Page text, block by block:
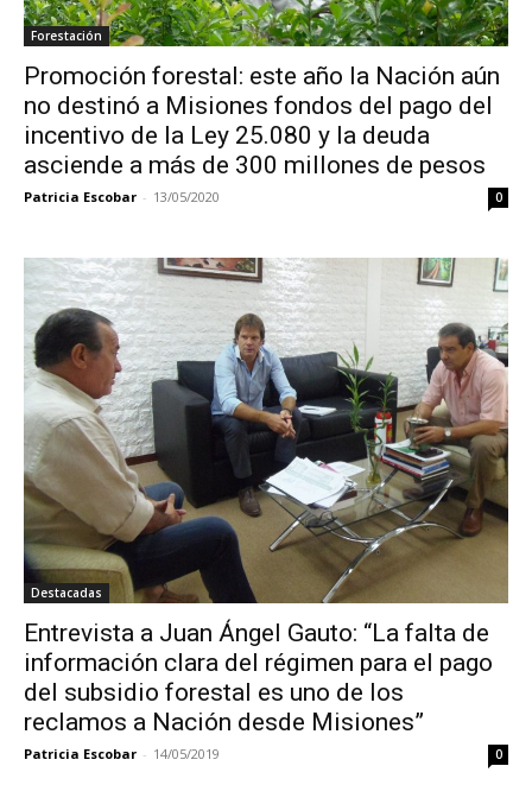
Forestación
Promoción forestal: este año la Nación aún
no destinó a Misiones fondos del pago del
incentivo de la Ley 25.080 y la deuda
asciende a más de 300 millones de pesos
Patricia Escobar - 13/05/2020 0
Destacadas
Entrevista a Juan Ángel Gauto: “La falta de
información clara del régimen para el pago
del subsidio forestal es uno de los
reclamos a Nación desde Misiones”
Patricia Escobar - 14/05/2019 0